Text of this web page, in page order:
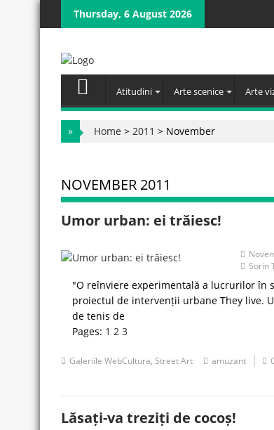
Skip
Thursday, 6 August 2026
Atitudini Arte scenice Arte
» Home > 2011 > November
NOVEMBER 2011
Umor urban: ei trăiesc!
Sorin
"O reînviere experimentală a lucrurilor în
proiectul de intervenții urbane They live.
de tenis de
Pages: 1 2 3
Galeriile WebCultura, Street Art amuzant
Lăsați-va treziți de cocoș!